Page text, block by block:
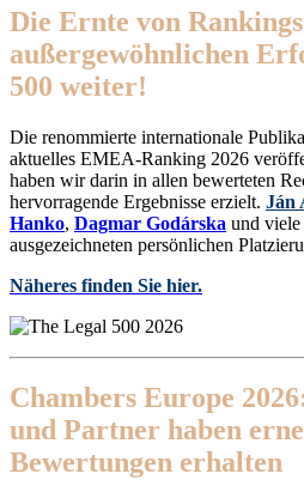
Die Ernte von
außergewöhnlichen
500 weiter!
Die renommierte internationale
aktuelles EMEA-Ranking 2026
haben wir darin in allen bewerteten
hervorragende Ergebnisse erzielt. Ján
Hanko, Dagmar Godárska und viele
ausgezeichneten persönlichen
Näheres finden Sie hier.
Chambers Europe
und Partner haben
Bewertungen erhalten